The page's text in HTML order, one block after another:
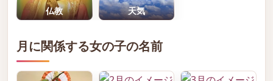
仏教 天気
月に関係する女の子の名前